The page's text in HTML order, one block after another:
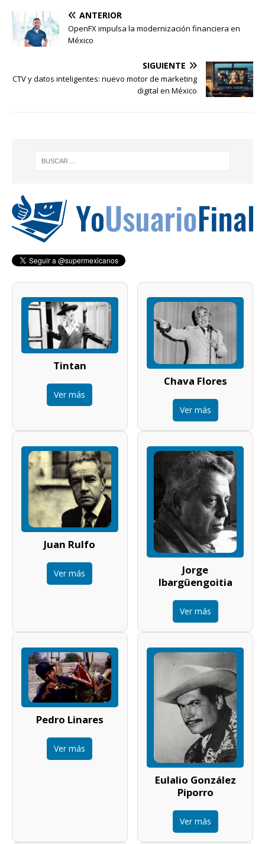
ANTERIOR
OpenFX impulsa la modernización financiera en
México
SIGUIENTE
CTV y datos inteligentes: nuevo motor de marketing
digital en México
Tintan
Ver más
Chava Flores
Ver más
Juan Rulfo
Ver más
Jorge
Ibargüengoitia
Ver más
Pedro Linares
Ver más
Eulalio González
Piporro
Ver más